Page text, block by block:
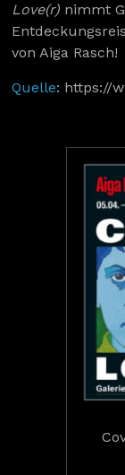
Love(r) nimmt
von Aiga Rasch!
Quelle: https://